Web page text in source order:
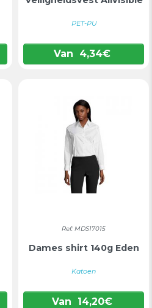
PET-PU
Van 4,34€
Ref: MDS17015
Dames shirt 140g Eden
Katoen
Van 14,20€